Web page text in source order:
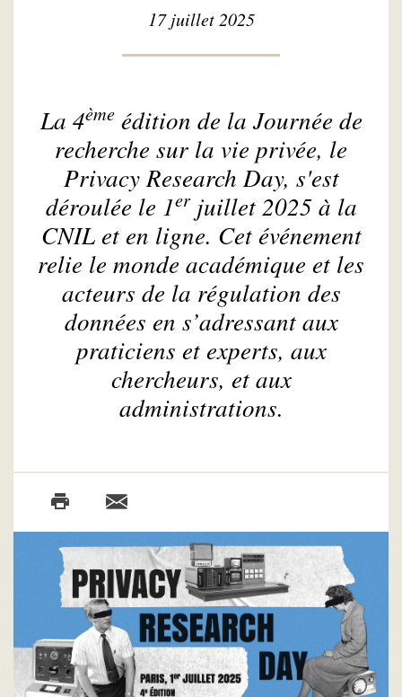
17 juillet 2025
La 4èmeédition de la Journée de
recherche sur la vie privée, le
Privacy Research Day, s'est
déroulée le 1erjuillet 2025 à la
CNIL et en ligne. Cet événement
relie le monde académique et les
acteurs de la régulation des
données en s’adressant aux
praticiens et experts, aux
chercheurs, et aux
administrations.